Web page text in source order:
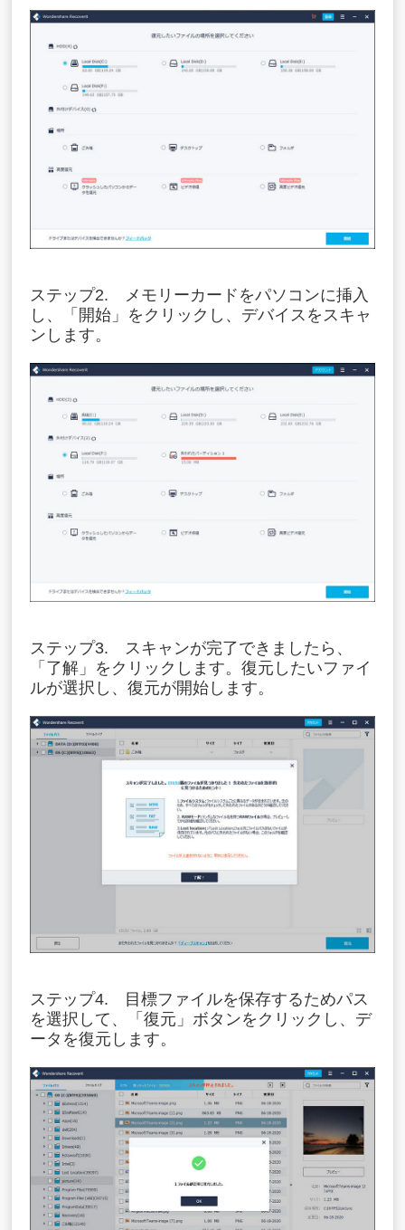
ステップ2. メモリーカードをパソコンに挿入
し、「開始」をクリックし、デバイスをスキャ
ンします。
ステップ3. スキャンが完了できましたら、
「了解」をクリックします。復元したいファイ
ルが選択し、復元が開始します。
ステップ4. 目標ファイルを保存するためパス
を選択して、「復元」ボタンをクリックし、デ
ータを復元します。